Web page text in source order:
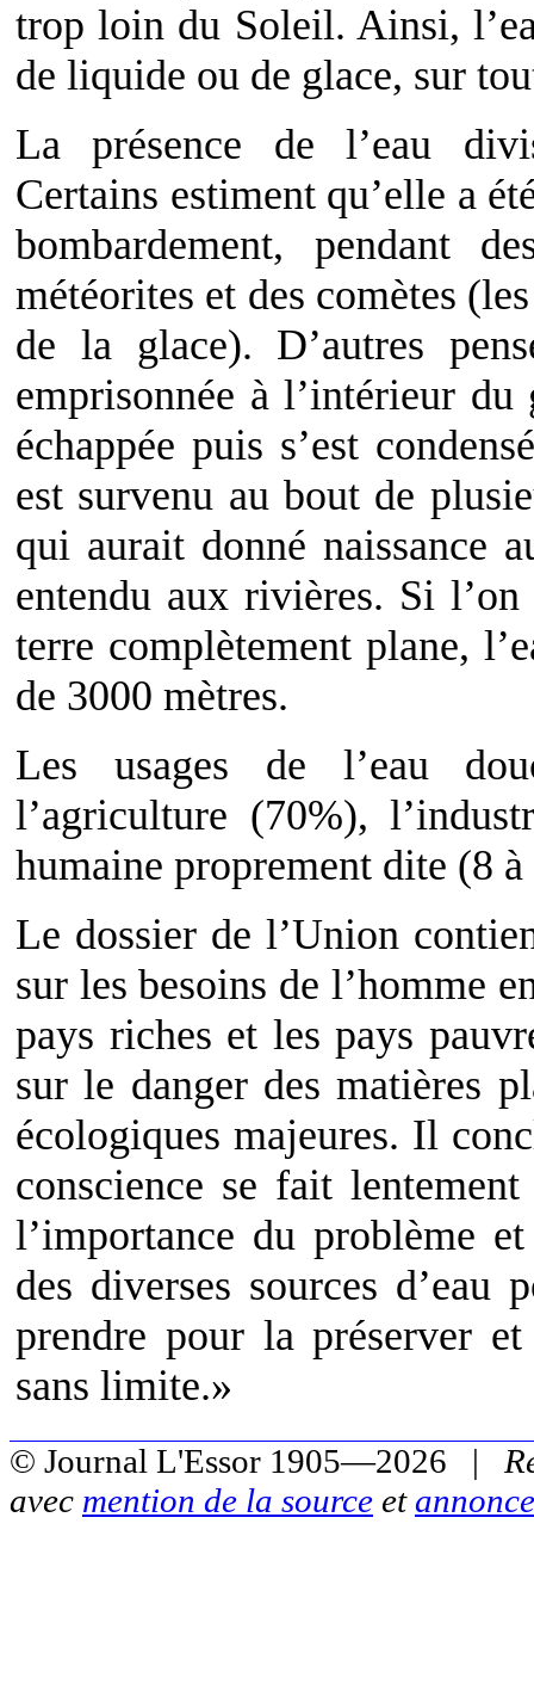
trop loin du Soleil. Ainsi,
de liquide ou de glace, sur
La présence de l’eau
Certains estiment qu’elle a
bombardement, pendant
météorites et des comètes
de la glace). D’autres
emprisonnée à l’intérieur du
échappée puis s’est
est survenu au bout de
qui aurait donné naissance
entendu aux rivières. Si
terre complètement plane,
de 3000 mètres.
Les usages de l’eau
l’agriculture (70%),
humaine proprement dite (8
Le dossier de l’Union
sur les besoins de l’homme
pays riches et les pays
sur le danger des matières
écologiques majeures. Il
conscience se fait
l’importance du problème
des diverses sources d’eau
prendre pour la préserver
sans limite.»
© Journal L'Essor 1905—2026 |
avec mention de la source et